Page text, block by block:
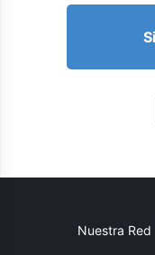
Nuestra Red